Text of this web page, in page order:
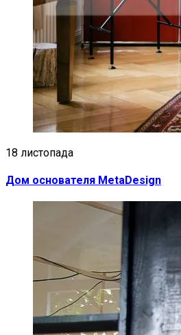
18 листопада
Дом основателя MetaDesign